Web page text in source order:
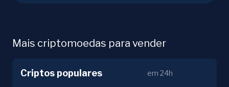
Mais criptomoedas para vender
Criptos populares em 24h